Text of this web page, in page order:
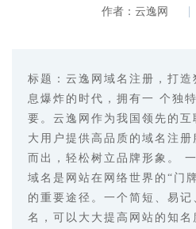
作者：云逸网
标题：云逸网域名注册，打
息爆炸的时代，拥有一 个独
要。云逸网作为我国领先的
大用户提供高品质的域名注
而出，轻松树立品牌形象。
域名是网站在网络世界的“门
的重要途径。一个简短、易
名，可以大大提高网站的知名